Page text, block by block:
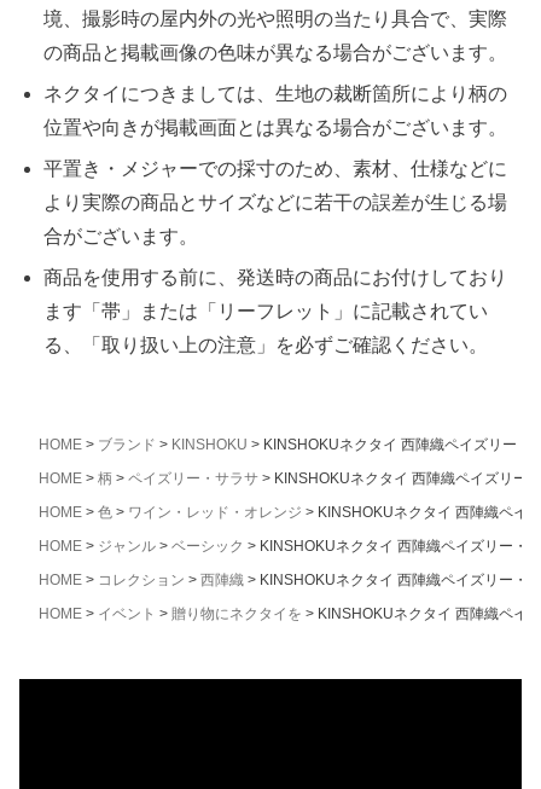
境、撮影時の屋内外の光や照明の当たり具合で、実際
の商品と掲載画像の色味が異なる場合がございます。
ネクタイにつきましては、生地の裁断箇所により柄の
位置や向きが掲載画面とは異なる場合がございます。
平置き・メジャーでの採寸のため、素材、仕様などに
より実際の商品とサイズなどに若干の誤差が生じる場
合がございます。
商品を使用する前に、発送時の商品にお付けしており
ます「帯」または「リーフレット」に記載されてい
る、「取り扱い上の注意」を必ずご確認ください。
HOME ブランド KINSHOKU
KINSHOKUネクタイ 西陣織ペイズリー・
HOME
柄 ペイズリー・サラサ
KINSHOKUネクタイ 西陣織ペイズリー
HOME
色 ワイン・レッド・オレンジ
KINSHOKUネクタイ 西陣織ペイ
HOME
ジャンル ベーシック
KINSHOKUネクタイ 西陣織ペイズリー・
HOME
コレクション 西陣織
KINSHOKUネクタイ 西陣織ペイズリー・
HOME
イベント 贈り物にネクタイを KINSHOKUネクタイ 西陣織ペイ